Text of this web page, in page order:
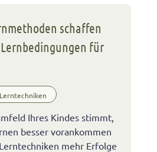
schaffen
für
Ihres Kindes stimmt,
besser vorankommen
mehr Erfolge